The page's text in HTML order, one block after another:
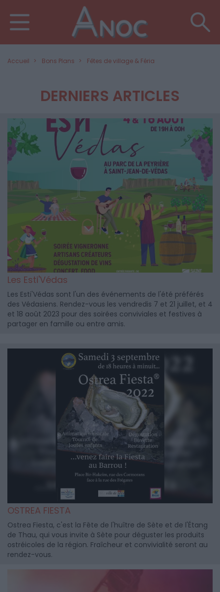
Accueil Bons Plans Fêtes de village & Féria
DERNIERS ARTICLES
Les Esti'Védas
Les Esti'Védas sont l'un des événements de l'été préférés
des Védasiens. Rendez-vous les vendredis 7 et 21 juillet, et 4
et 18 août 2023 pour des soirées conviviales et festives à
partager en famille ou entre amis.
OSTREA FIESTA
Ostrea Fiesta, c'est la Fête de l'huître de Sète et de l'Étang
de Thau, qui vous invite à Sète pour déguster les produits
ostréicoles de la région. Fraîcheur et convivialité seront au
rendez-vous.